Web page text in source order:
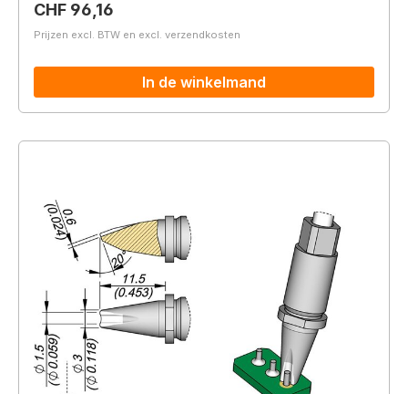
Normale prijs:
CHF 96,16
Prijzen excl. BTW en excl. verzendkosten
In de winkelmand